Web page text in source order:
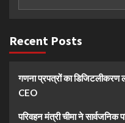
Recent Posts
गणना प्रपत्रों का डिजिटलीकरण
CEO
परिवहन मंत्री चीमा ने सार्वजनिक